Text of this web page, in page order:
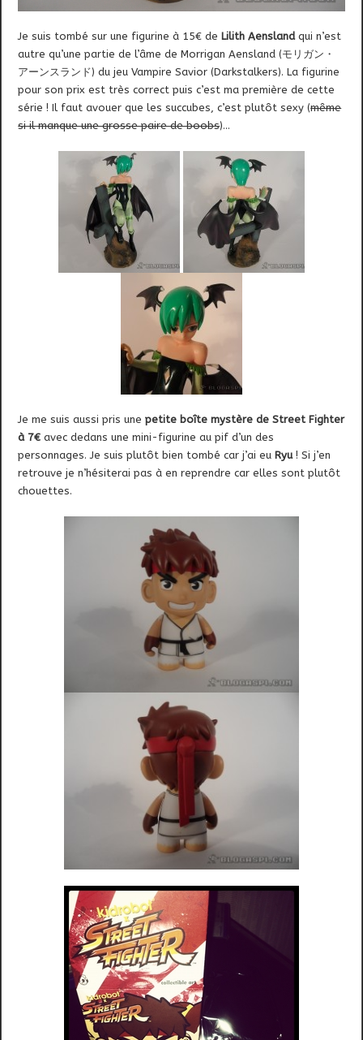
Je suis tombé surune figurine à 15€ de Lilith Aenslandqui n’est
autre qu’une partie de l’âme de Morrigan Aensland (モリガン・
アーンスランド) du jeu Vampire Savior (Darkstalkers). La figurine
pour son prix est très correct puis c’est ma première de cette
série ! Il faut avouer que les succubes, c’est plutôt sexy (même
si il manque une grosse paire de boobs)…
Je me suis aussi pris unepetite boîte mystère de Street Fighter
à 7€ avec dedans une mini-figurine au pif d’un des
personnages. Je suis plutôt bien tombé car j’ai eu Ryu! Si j’en
retrouve je n’hésiterai pas à en reprendre car elles sont plutôt
chouettes.